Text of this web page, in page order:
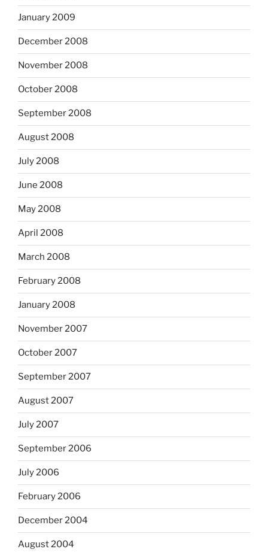
January 2009
December 2008
November 2008
October 2008
September 2008
August 2008
July 2008
June 2008
May 2008
April 2008
March 2008
February 2008
January 2008
November 2007
October 2007
September 2007
August 2007
July 2007
September 2006
July 2006
February 2006
December 2004
August 2004